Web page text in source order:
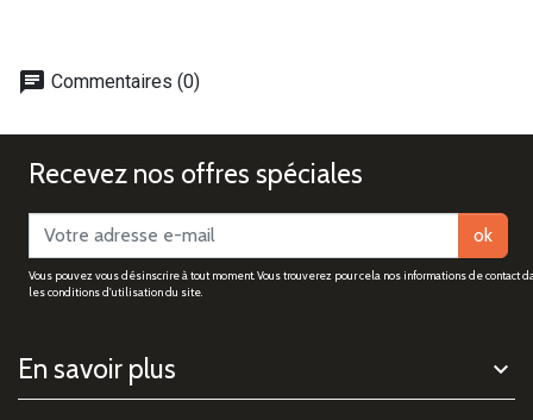
chat Commentaires (0)
Recevez nos offres spéciales
ok
Vous pouvez vous désinscrire à tout moment. Vous trouverez pour cela nos informations de contact
les conditions d'utilisation du site.
En savoir plus